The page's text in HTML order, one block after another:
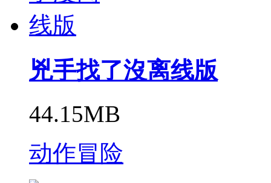
兇手找了沒离线版
44.15MB
动作冒险